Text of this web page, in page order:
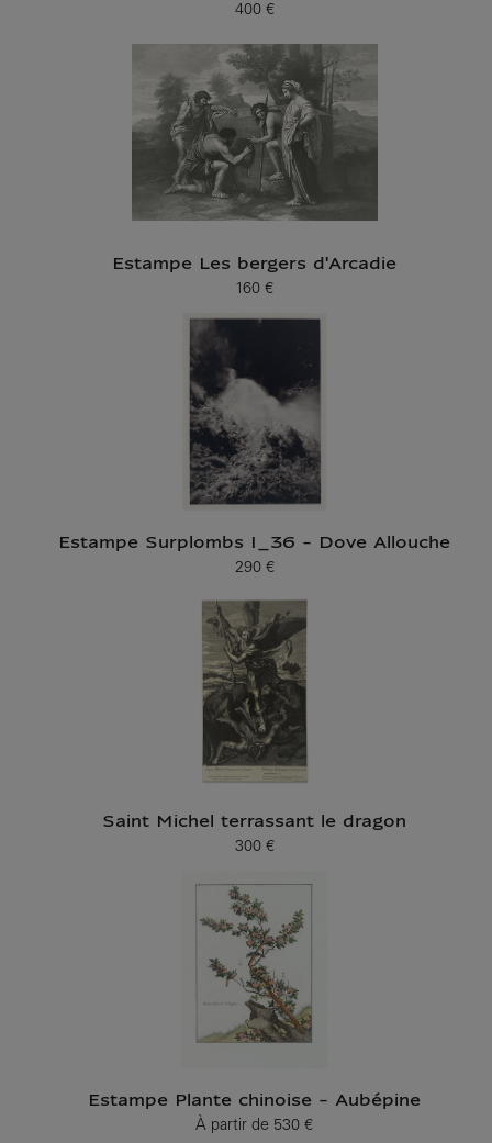
Prix ​​actuel
400 €
Estampe Les bergers d'Arcadie
Prix ​​actuel
160 €
Estampe Surplombs I_36 - Dove Allouche
Prix ​​actuel
290 €
Saint Michel terrassant le dragon
Prix ​​actuel
300 €
Estampe Plante chinoise - Aubépine
À partir dePrix ​​actuel
530 €